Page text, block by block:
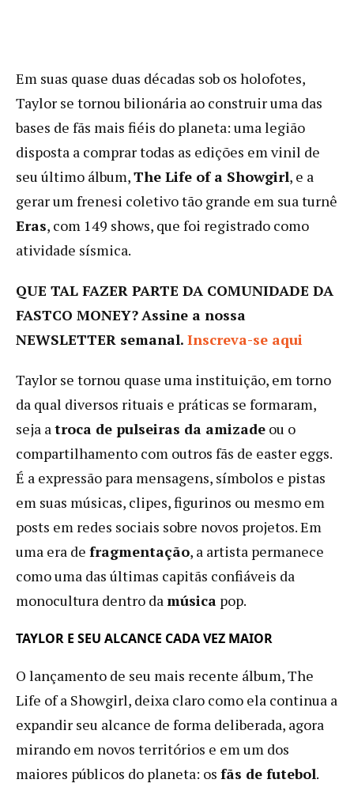
Em suas quase duas décadas sob os holofotes,
Taylor se tornou bilionária ao construir uma das
bases de fãs mais fiéis do planeta: uma legião
disposta a comprar todas as edições em vinil de
seu último álbum,The Life of a Showgirl, e a
gerar um frenesi coletivo tão grande em sua turnê
Eras, com 149 shows, que foi registrado como
atividade sísmica.
QUE TAL FAZER PARTE DA COMUNIDADE DA
FASTCO MONEY?Assine a nossa
NEWSLETTER semanal. Inscreva-se aqui
Taylor se tornou quase uma instituição, em torno
da qual diversos rituais e práticas se formaram,
seja atroca de pulseiras da amizade ou o
compartilhamento com outros fãs de easter eggs.
É a expressão para mensagens, símbolos e pistas
em suas músicas, clipes, figurinos ou mesmo em
posts em redes sociais sobre novos projetos. Em
uma era de fragmentação, a artista permanece
como uma das últimas capitãs confiáveis ​​da
monocultura dentro damúsica pop.
TAYLOR E SEU ALCANCE CADA VEZ MAIOR
O lançamento de seu mais recente álbum, The
Life of a Showgirl, deixa claro como ela continua a
expandir seu alcance de forma deliberada, agora
mirando em novos territórios e em um dos
maiores públicos do planeta: os fãs de futebol.